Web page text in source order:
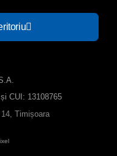
CUI: 13108765
Timișoara